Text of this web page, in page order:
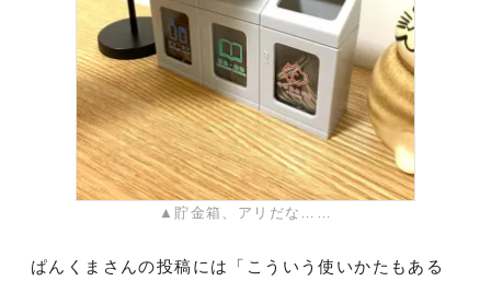
▲貯金箱、アリだな……
ぱんくまさんの投稿には「こういう使いかたもある